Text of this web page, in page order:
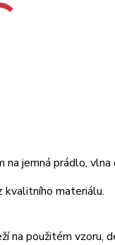
na jemná prádlo,
kvalitního materiálu.
na použitém vzoru,